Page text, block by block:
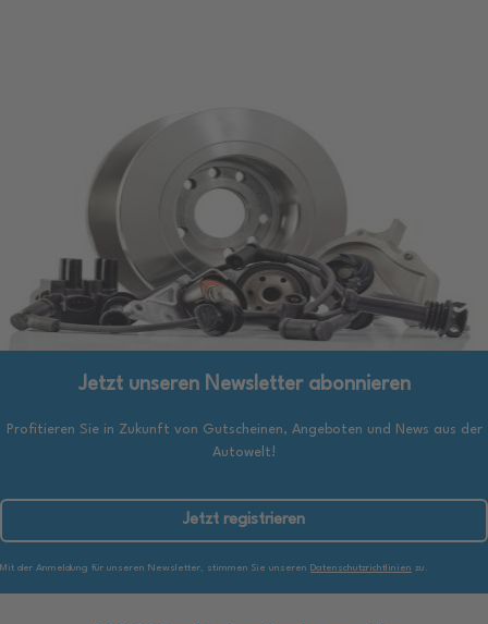
Jetzt unseren Newsletter abonnieren
Profitieren Sie in Zukunft von Gutscheinen, Angeboten und News aus der
Autowelt!
Jetzt registrieren
Mit der Anmeldung für unseren Newsletter, stimmen Sie unseren Datenschutzrichtlinien zu.